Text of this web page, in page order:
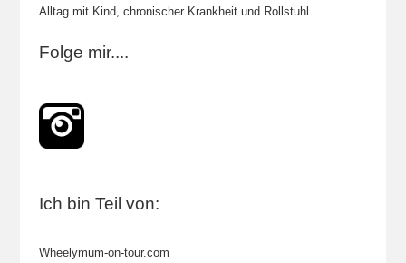
Alltag mit Kind, chronischer Krankheit und Rollstuhl.
Folge mir....
Ich bin Teil von:
Wheelymum-on-tour.com